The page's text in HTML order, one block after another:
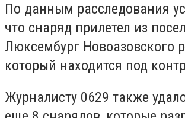
По данным расследования
что снаряд прилетел из
Люксембург Новоазовского
который находится под
Журналисту 0629 также